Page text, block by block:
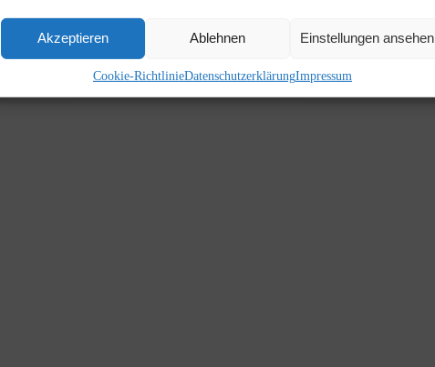
Akzeptieren Ablehnen Einstellungen ansehen
Cookie-RichtlinieDatenschutzerklärungImpressum